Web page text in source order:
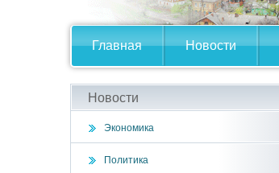
Главная Новости
Новости
Экономика
Политика